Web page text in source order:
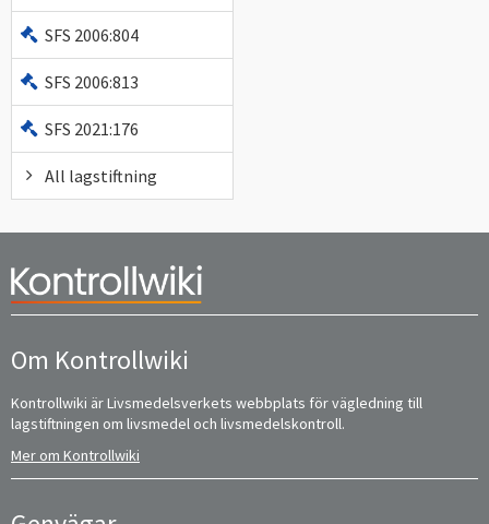
SFS 2006:804
SFS 2006:813
SFS 2021:176
All lagstiftning
Om Kontrollwiki
Kontrollwiki är Livsmedelsverkets webbplats för vägledning till
lagstiftningen om livsmedel och livsmedelskontroll.
Mer om Kontrollwiki